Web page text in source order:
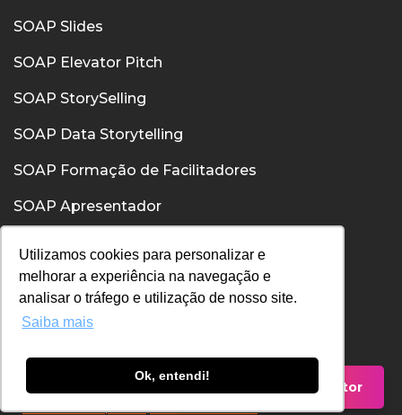
Utilizamos cookies para personalizar e
melhorar a experiência na navegação e
analisar o tráfego e utilização de nosso site.
Saiba mais
Ok, entendi!
Falar com um Consultor
SOAP Slides
SOAP Elevator Pitch
SOAP StorySelling
SOAP Data Storytelling
SOAP Formação de Facilitadores
SOAP Apresentador
SOAP Comunicação Interpessoal
Política de Privacidade
Termos de Uso
Entenda nossas políticas, fale com nosso DPO